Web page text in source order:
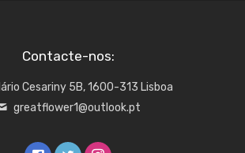
Contacte-nos:
Cesariny 5B, 1600-313 Lisboa
greatflower1@outlook.pt